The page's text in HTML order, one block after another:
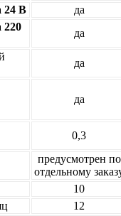
24 В
да
220
да
да
да
0,3
предусмотрен по
отдельному
10
12